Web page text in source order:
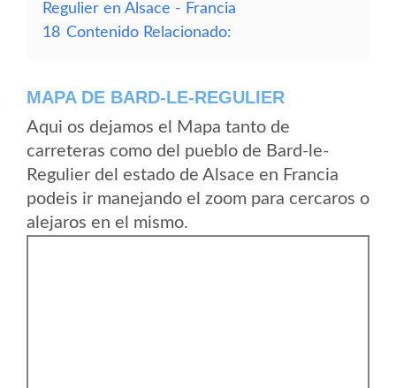
Regulier en Alsace - Francia
18 Contenido Relacionado:
MAPA DE BARD-LE-REGULIER
Aqui os dejamos el Mapa tanto de
carreteras como del pueblo de Bard-le-
Regulier del estado de Alsace en Francia
podeis ir manejando el zoom para cercaros o
alejaros en el mismo.